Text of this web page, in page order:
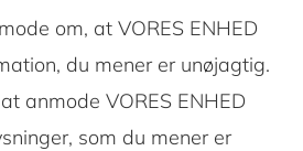
om, at VORES ENHED
du mener er unøjagtig.
anmode VORES ENHED
som du mener er